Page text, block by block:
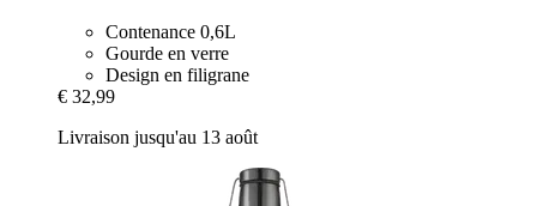
Contenance 0,6L
Gourde en verre
Design en filigrane
€ 32,99
Livraison jusqu'au 13 août